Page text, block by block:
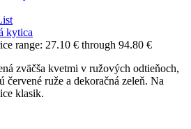
kytica
range: 27.10 € through 94.80 €
zväčša kvetmi v ružových odtieňoch,
červené ruže a dekoračná zeleň. Na
klasik.